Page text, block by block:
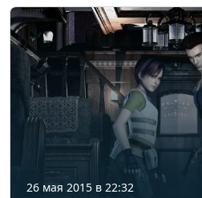
26 мая 2015 в 22:32